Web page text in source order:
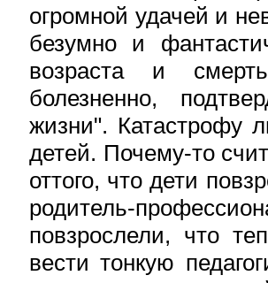
огромной удачей и
безумно и
возраста и
болезненно,
жизни". Катастрофу
детей. Почему-то
оттого, что дети
родитель-
повзрослели, что
вести тонкую